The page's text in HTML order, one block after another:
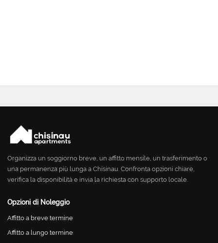
Organizza un soggiorno breve, un affitto mensile, un trasferimento o
una permanenza più lunga a Chisinau. Confronta opzioni chiare,
verifica la disponibilità e invia la richiesta con supporto locale.
Opzioni di Noleggio
Affitto a breve termine
Affitto a lungo termine